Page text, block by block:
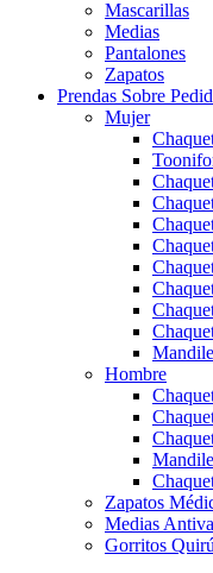
Mascarillas
Medias
Pantalones
Zapatos
Prendas Sobre
Mujer
Hombre
Zapatos
Medias
Gorritos